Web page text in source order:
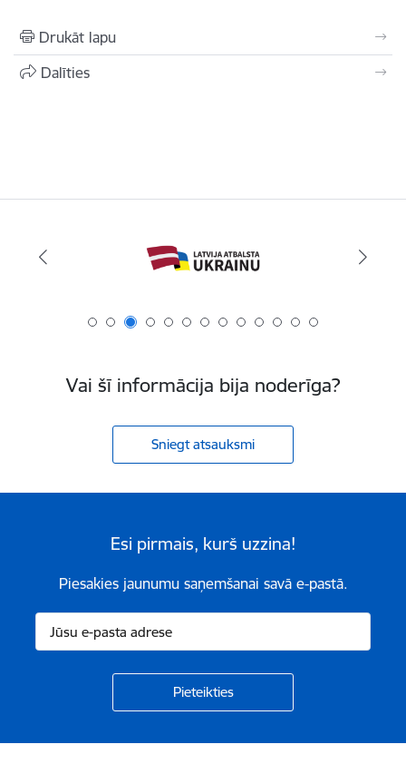
Drukāt lapu
Dalīties
Vai šī informācija bija noderīga?
Sniegt atsauksmi
Esi pirmais, kurš uzzina!
Piesakies jaunumu saņemšanai savā e-pastā.